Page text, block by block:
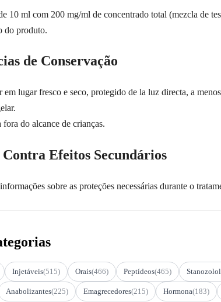
10 ml com 200 mg/ml de concentrado total (mezcla de
do produto.
de Conservação
em lugar fresco e seco, protegido de la luz directa, a
fora do alcance de crianças.
Contra Efeitos Secundários
sobre as proteções necessárias durante o
Injetáveis(515) Orais(466) Peptídeos(465) Stanozolol
Anabolizantes(225) Emagrecedores(215) Hormona(183)